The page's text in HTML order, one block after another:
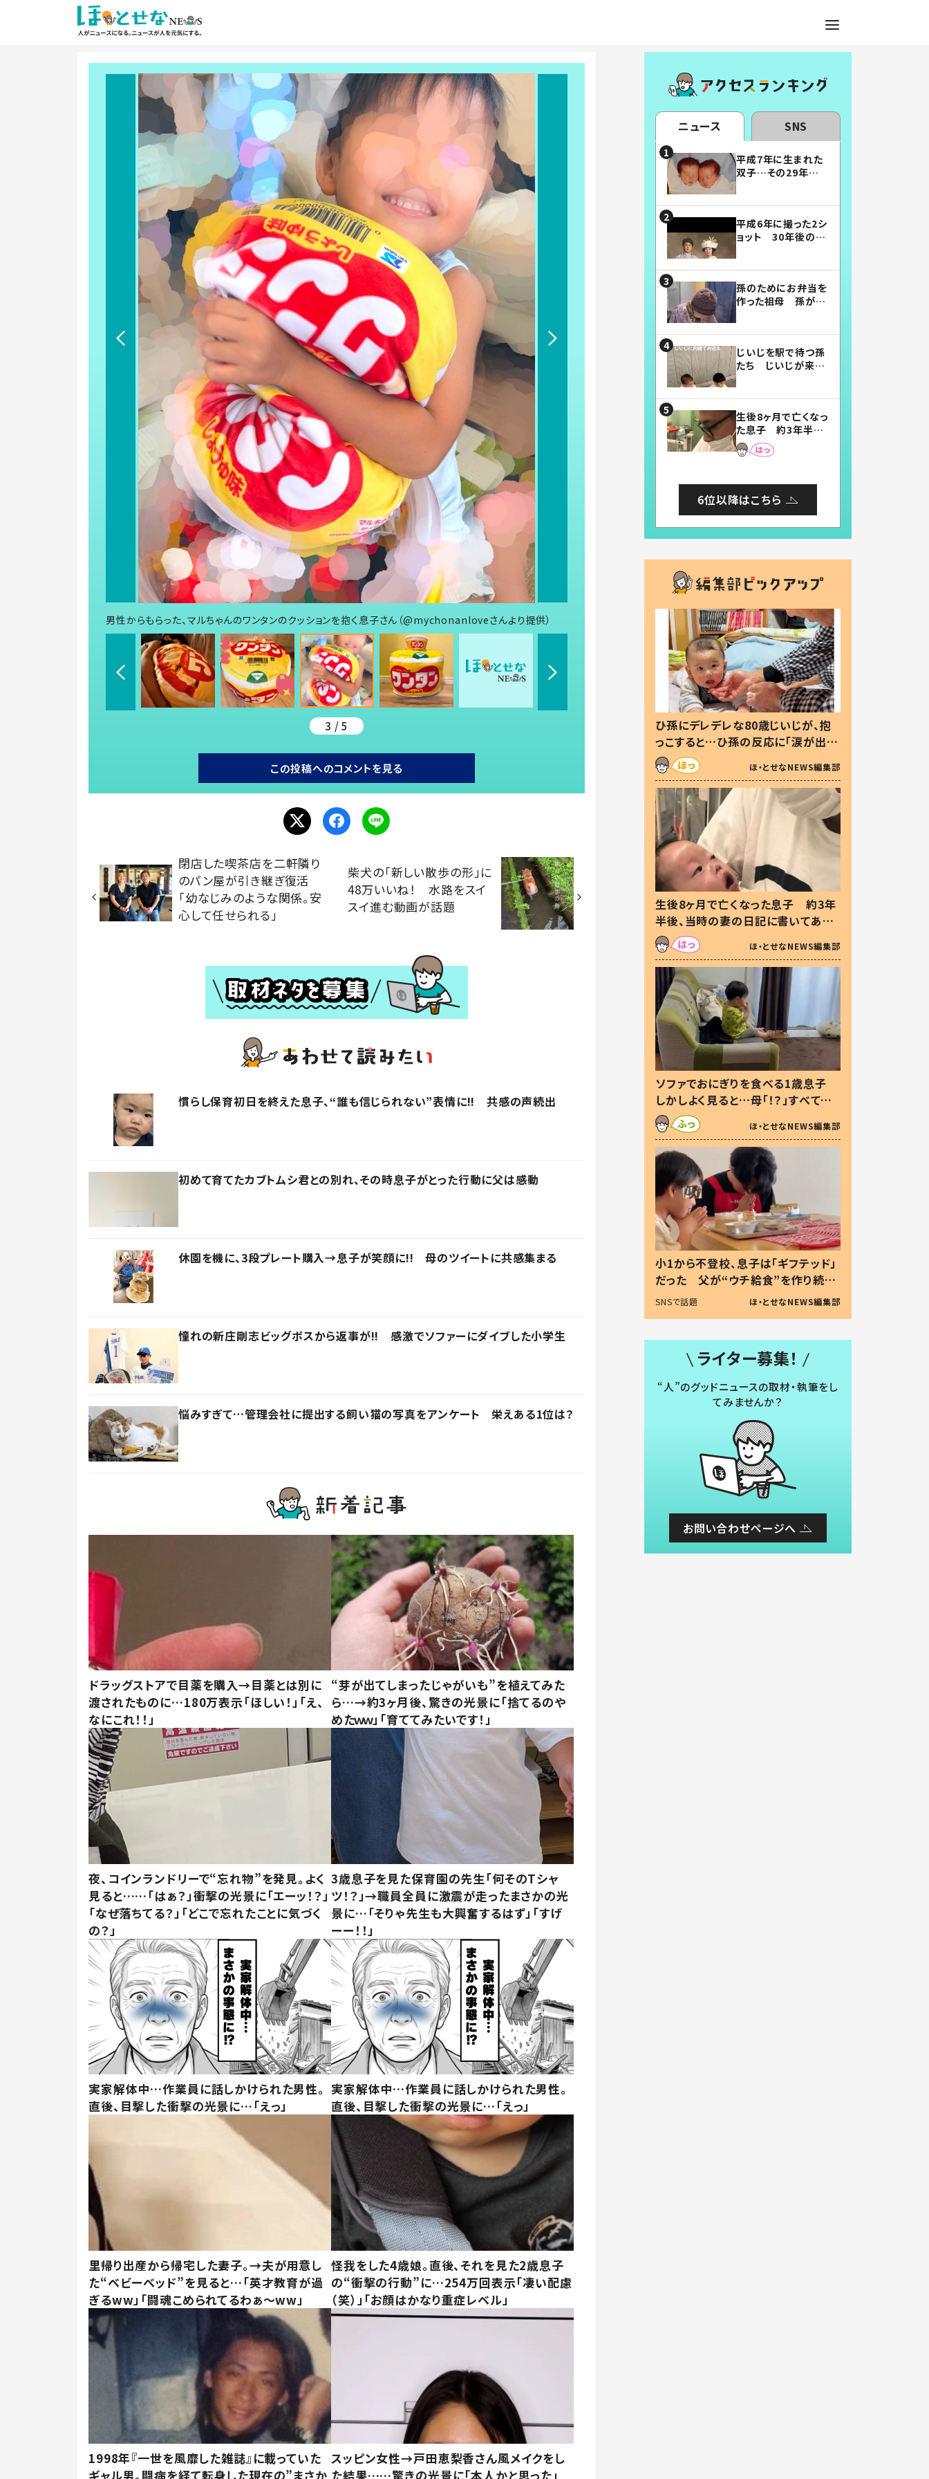
男性からもらった、マルちゃんのワンタンのクッションを抱く息子さん（@mychonanloveさんより提供）
3 / 5
この投稿へのコメントを見る
閉店した喫茶店を二軒隣り
のパン屋が引き継ぎ復活
「幼なじみのような関係。安
心して任せられる」
柴犬の「新しい散歩の形」に
48万いいね！ 水路をスイ
スイ進む動画が話題
慣らし保育初日を終えた息子、“誰も信じられない”表情に!! 共感の声続出
初めて育てたカブトムシ君との別れ、その時息子がとった行動に父は感動
休園を機に、3段プレート購入→息子が笑顔に!! 母のツイートに共感集まる
憧れの新庄剛志ビッグボスから返事が!! 感激でソファーにダイブした小学生
悩みすぎて…管理会社に提出する飼い猫の写真をアンケート 栄えある1位は？
ドラッグストアで目薬を購入→目薬とは別に
渡されたものに…180万表示「ほしい！」「え、
なにこれ！！」
“芽が出てしまったじゃがいも”を植えてみた
ら…→約3ヶ月後、驚きの光景に「捨てるのや
めたｗｗ」「育ててみたいです！」
夜、コインランドリーで“忘れ物”を発見。よく
見ると……「はぁ？」衝撃の光景に「エーッ！？」
「なぜ落ちてる？」「どこで忘れたことに気づく
の？」
3歳息子を見た保育園の先生「何そのTシャ
ツ！？」→職員全員に激震が走ったまさかの光
景に…「そりゃ先生も大興奮するはず」「すげ
ーー！！」
実家解体中…作業員に話しかけられた男性。
直後、目撃した衝撃の光景に…「えっ」
実家解体中…作業員に話しかけられた男性。
直後、目撃した衝撃の光景に…「えっ」
里帰り出産から帰宅した妻子。→夫が用意し
た“ベビーベッド”を見ると…「英才教育が過
ぎるww」「闘魂こめられてるわぁ～ww」
怪我をした4歳娘。直後、それを見た2歳息子
の“衝撃の行動”に…254万回表示「凄い配慮
（笑）」「お顔はかなり重症レベル」
1998年『一世を風靡した雑誌』に載っていた
ギャル男。闘病を経て転身した現在の”まさか
スッピン女性→戸田恵梨香さん風メイクをし
た結果……驚きの光景に「本人かと思った」
ニュース SNS
平成7年に生まれた
双子…その29年後
平成6年に撮った2シ
ョット 30年後の姿
孫のためにお弁当を
作った祖母 孫が絶
じいじを駅で待つ孫
たち じいじが来た
まらない」「幸せにな
れる」
生後8ヶ月で亡くなっ
た息子 約3年半
後、当時の妻の日記
に書いてあった本音
6位以降はこちら
ひ孫にデレデレな80歳じいじが、抱
っこすると…ひ孫の反応に「涙が出ま
した」「可愛くて仕方ない」
ほ・とせなNEWS編集部
生後8ヶ月で亡くなった息子 約3年
半後、当時の妻の日記に書いてあっ
た本音とは
ほ・とせなNEWS編集部
ソファでおにぎりを食べる1歳息子
しかしよく見ると…母「！？」すべてを
察した母の投稿に「可愛いから許
す！」「現行犯〜」
ほ・とせなNEWS編集部
小1から不登校、息子は「ギフテッド」
だった 父が“ウチ給食”を作り続け
る理由とは #令和の親 #令和の子
SNSで話題 ほ・とせなNEWS編集部
ライター募集！
“人”のグッドニュースの取材・執筆をし
てみませんか？
お問い合わせページへ